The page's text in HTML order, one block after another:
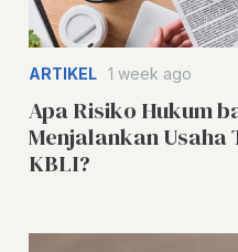
ARTIKEL 1 week ago
Apa Risiko Hukum
Menjalankan Usaha
KBLI?